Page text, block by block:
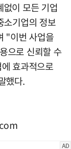
이 모든 기업
소기업의 정보
"이번 사업을
으로 신뢰할 수
효과적으로
했다.